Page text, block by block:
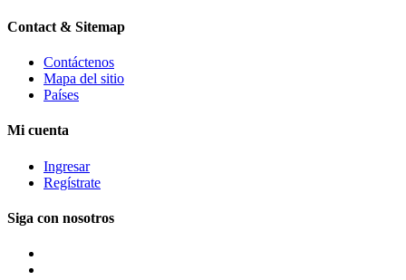
Contact & Sitemap
Contáctenos
Mapa del sitio
Países
Mi cuenta
Ingresar
Regístrate
Siga con nosotros